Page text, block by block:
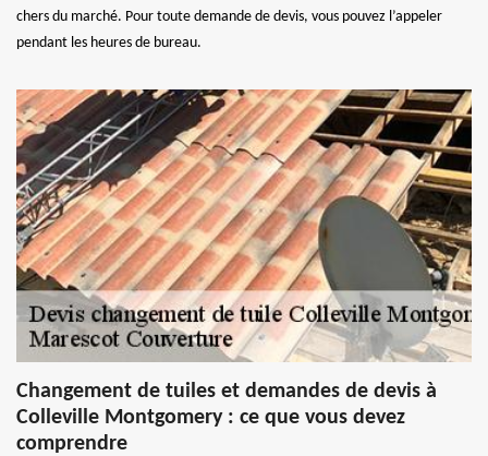
chers du marché. Pour toute demande de devis, vous pouvez l’appeler
pendant les heures de bureau.
Changement de tuiles et demandes de devis à
Colleville Montgomery : ce que vous devez
comprendre